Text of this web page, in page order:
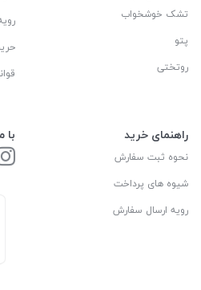
تشک خوشخواب
پتو
روتختی
راهنمای خرید
نحوه ثبت سفارش
شیوه های پرداخت
رویه ارسال سفارش
با